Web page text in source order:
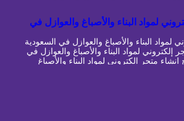
لمواد البناء والأصباغ والعوازل في
لمواد البناء والأصباغ والعوازل في السعودية
إلكتروني لمواد البناء والأصباغ والعوازل في
متجر إلكتروني لمواد البناء والأصباغ